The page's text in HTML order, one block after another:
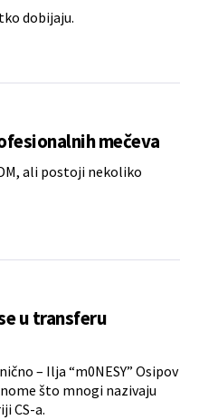
dobijaju.
mečeva
ali postoji nekoliko
u transferu
– Ilja “m0NESY” Osipov
što mnogi nazivaju
CS-a.